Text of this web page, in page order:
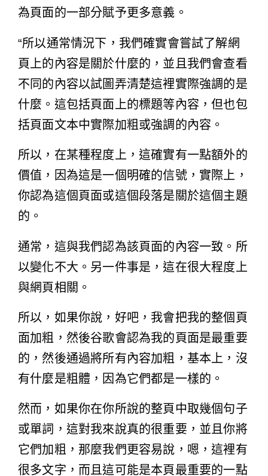
為頁面的一部分賦予更多意義。
“所以通常情況下，我們確實會嘗試了解網
頁上的內容是關於什麼的，並且我們會查看
不同的內容以試圖弄清楚這裡實際強調的是
什麼。這包括頁面上的標題等內容，但也包
括頁面文本中實際加粗或強調的內容。
所以，在某種程度上，這確實有一點額外的
價值，因為這是一個明確的信號，實際上，
你認為這個頁面或這個段落是關於這個主題
的。
通常，這與我們認為該頁面的內容一致。所
以變化不大。另一件事是，這在很大程度上
與網頁相關。
所以，如果你說，好吧，我會把我的整個頁
面加粗，然後谷歌會認為我的頁面是最重要
的，然後通過將所有內容加粗，基本上，沒
有什麼是粗體，因為它們都是一樣的。
然而，如果你在你所說的整頁中取幾個句子
或單詞，這對我來說真的很重要，並且你將
它們加粗，那麼我們更容易說，嗯，這裡有
很多文字，而且這可能是本頁最重要的一點